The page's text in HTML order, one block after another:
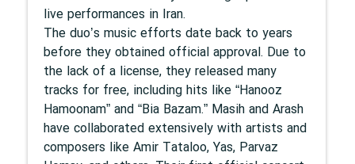
live performances in Iran.
The duo’s music efforts date back to years
before they obtained official approval. Due to
the lack of a license, they released many
tracks for free, including hits like “Hanooz
Hamoonam” and “Bia Bazam.” Masih and Arash
have collaborated extensively with artists and
composers like Amir Tataloo, Yas, Parvaz